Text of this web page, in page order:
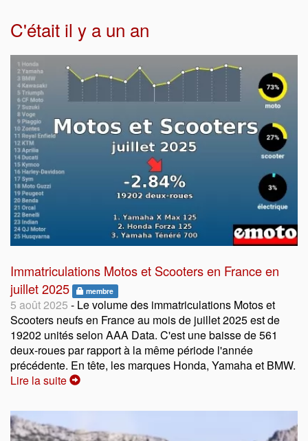
C'était il y a un an
Immatriculations Motos et Scooters en France en
juillet 2025
membre
5 août 2025 - Le volume des immatriculations Motos et
Scooters neufs en France au mois de juillet 2025 est de
19202 unités selon AAA Data. C'est une baisse de 561
deux-roues par rapport à la même période l'année
précédente. En tête, les marques Honda, Yamaha et BMW.
Lire la suite